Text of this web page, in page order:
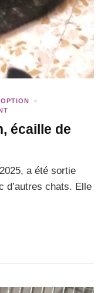
écaille de
a été sortie
d’autres chats. Elle